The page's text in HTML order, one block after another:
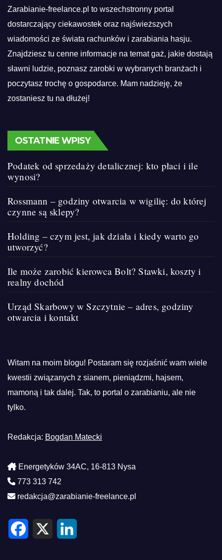
Zarabianie-freelance.pl to wszechstronny portal
dostarczający ciekawostek oraz najświeższych
wiadomości ze świata rachunków i zarabiania hasju.
Znajdziesz tu cenne informacje na temat gaż, jakie dostają
sławni ludzie, poznasz zarobki w wybranych branżach i
poczytasz trochę o gospodarce. Mam nadzieję, że
zostaniesz tu na dłużej!
OSTATNIE WPISY
Podatek od sprzedaży detalicznej: kto płaci i ile
wynosi?
Rossmann – godziny otwarcia w wigilię: do której
czynne są sklepy?
Holding – czym jest, jak działa i kiedy warto go
utworzyć?
Ile może zarobić kierowca Bolt? Stawki, koszty i
realny dochód
Urząd Skarbowy w Szczytnie – adres, godziny
otwarcia i kontakt
Witam na moim blogu! Postaram się rozjaśnić wam wiele
kwestii związanych z sianem, pieniądzmi, hajsem,
mamoną i tak dalej. Tak, to portal o zarabianiu, ale nie
tylko.
Redakcja: Bogdan Matecki
Energetyków 34AC, 16-813 Nysa
773 313 742
redakcja@zarabianie-freelance.pl
F
X